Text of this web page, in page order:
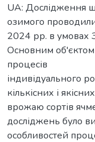
UA: Дослідження
озимого
2024 рр. в умовах
Основним об'єктом
процесів
індивідуального
кількісних і
врожаю сортів
досліджень було
особливостей